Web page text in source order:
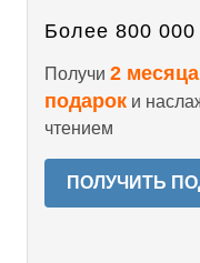
Более 800 000
Получи 2
подарок и
чтением
ПОЛУЧИТЬ